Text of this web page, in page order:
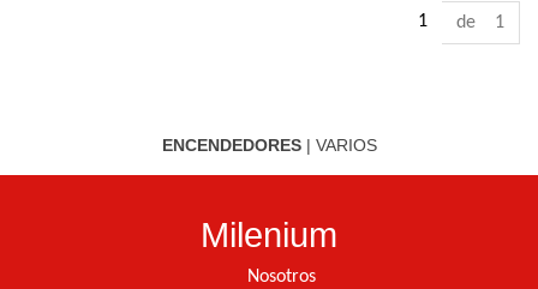
1 de 1
ENCENDEDORES| VARIOS
Milenium
Nosotros